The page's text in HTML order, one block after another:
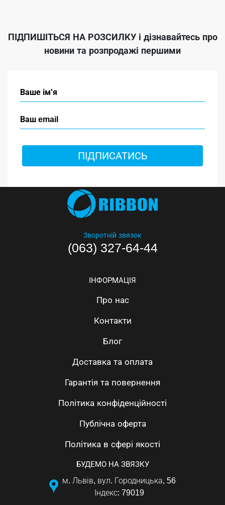
ПІДПИШІТЬСЯ НА РОЗСИЛКУі дізнавайтесь про
новини та розпродажі першими
ПІДПИСАТИСЬ
Зворотній звязок
(063) 327-64-44
ІНФОРМАЦІЯ
Про нас
Контакти
Блог
Доставка та оплата
Гарантія та повернення
Політика конфіденційності
Публічна оферта
Політика в сфері якості
БУДЕМО НА ЗВЯЗКУ
м. Львів, вул. Городницька, 56
Індекс: 79019